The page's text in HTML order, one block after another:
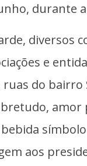
durante a
diversos
e
ruas do
amor
aos